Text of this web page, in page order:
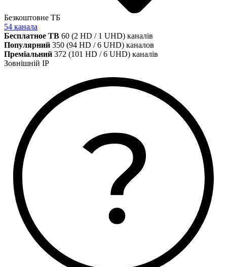
Безкоштовне ТБ
54 канала
Бесплатное ТВ 60 (2 HD / 1 UHD) каналів
Популярний 350 (94 HD / 6 UHD) каналов
Преміальний 372 (101 HD / 6 UHD) каналів
Зовнішній IP